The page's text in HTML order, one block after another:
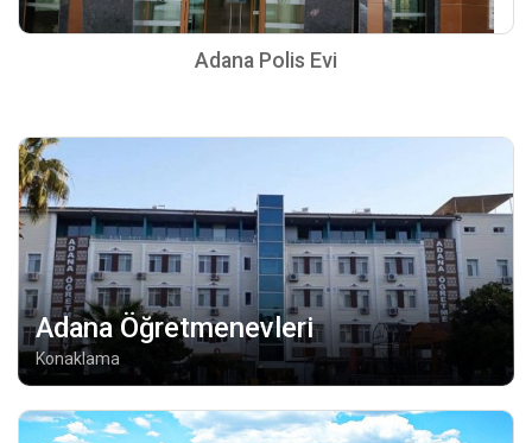
Adana Polis Evi
Adana Öğretmenevleri
Konaklama